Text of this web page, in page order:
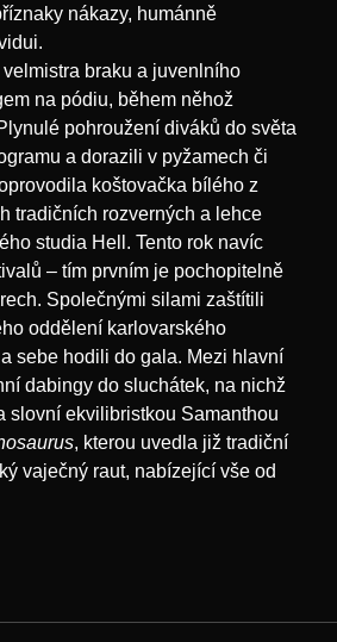
nákazy, humánně
braku a juvenlního
na pódiu, během něhož
pohroužení diváků do světa
a dorazili v pyžamech či
koštovačka bílého z
tradičních rozverných a lehce
studia Hell. Tento rok navíc
– tím prvním je pochopitelně
Společnými silami zaštítili
oddělení karlovarského
sebe hodili do gala. Mezi hlavní
dabingy do sluchátek, na nichž
slovní ekvilibristkou Samanthou
, kterou uvedla již tradiční
vaječný raut, nabízející vše od